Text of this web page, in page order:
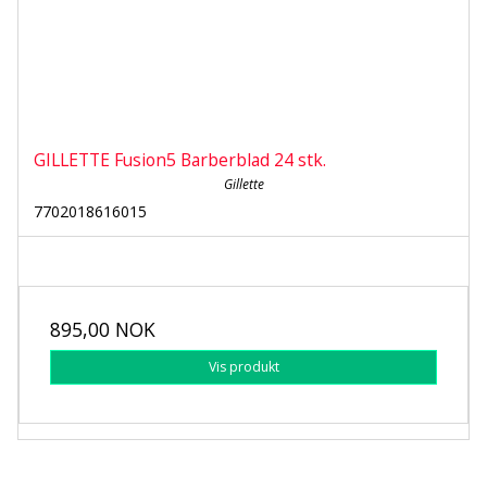
GILLETTE Fusion5 Barberblad 24 stk.
Gillette
7702018616015
895,00 NOK
Vis produkt